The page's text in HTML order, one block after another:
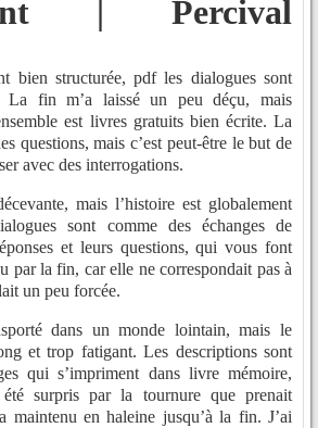
| Percival
bien structurée, pdf les dialogues sont
La fin m’a laissé un peu déçu, mais
est livres gratuits bien écrite. La
questions, mais c’est peut-être le but de
avec des interrogations.
mais l’histoire est globalement
sont comme des échanges de
et leurs questions, qui vous font
par la fin, car elle ne correspondait pas à
un peu forcée.
dans un monde lointain, mais le
et trop fatigant. Les descriptions sont
qui s’impriment dans livre mémoire,
été surpris par la tournure que prenait
maintenu en haleine jusqu’à la fin. J’ai